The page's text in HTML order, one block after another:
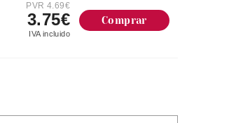
PVR 4.69€
3.75€
IVA incluido
Comprar